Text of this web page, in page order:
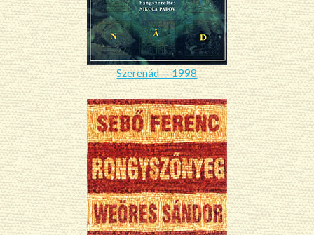
Szerenád — 1998